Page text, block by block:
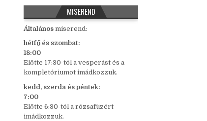
MISEREND
Általánosmiserend:
hétfő és szombat:
18:00
Előtte 17:30-tól a vesperást és a
kompletóriumot imádkozzuk.
kedd, szerda és péntek:
7:00
Előtte 6:30-tól a rózsafüzért
imádkozzuk.